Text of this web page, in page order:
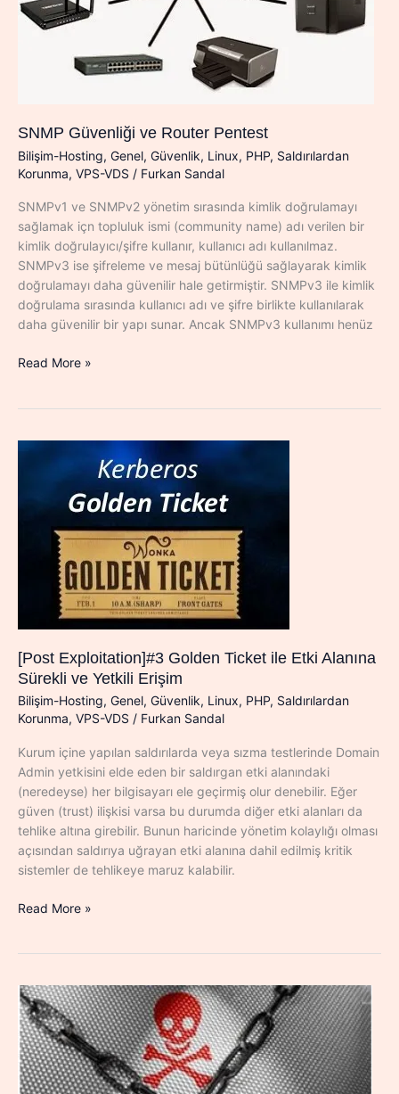
SNMP Güvenliği ve Router Pentest
Bilişim-Hosting, Genel, Güvenlik, Linux, PHP, Saldırılardan
Korunma, VPS-VDS / Furkan Sandal
SNMPv1 ve SNMPv2 yönetim sırasında kimlik doğrulamayı
sağlamak içn topluluk ismi (community name) adı verilen bir
kimlik doğrulayıcı/şifre kullanır, kullanıcı adı kullanılmaz.
SNMPv3 ise şifreleme ve mesaj bütünlüğü sağlayarak kimlik
doğrulamayı daha güvenilir hale getirmiştir. SNMPv3 ile kimlik
doğrulama sırasında kullanıcı adı ve şifre birlikte kullanılarak
daha güvenilir bir yapı sunar. Ancak SNMPv3 kullanımı henüz
SNMP
Pentest
Read More »
[Post Exploitation]#3 Golden Ticket ile Etki Alanına
Sürekli ve Yetkili Erişim
Bilişim-Hosting, Genel, Güvenlik, Linux, PHP, Saldırılardan
Korunma, VPS-VDS / Furkan Sandal
Kurum içine yapılan saldırılarda veya sızma testlerinde Domain
Admin yetkisini elde eden bir saldırgan etki alanındaki
(neredeyse) her bilgisayarı ele geçirmiş olur denebilir. Eğer
güven (trust) ilişkisi varsa bu durumda diğer etki alanları da
tehlike altına girebilir. Bunun haricinde yönetim kolaylığı olması
açısından saldırıya uğrayan etki alanına dahil edilmiş kritik
sistemler de tehlikeye maruz kalabilir.
[Post
ile
Etki
Alanına
Sürekli
ve
Yetkili
Read More »